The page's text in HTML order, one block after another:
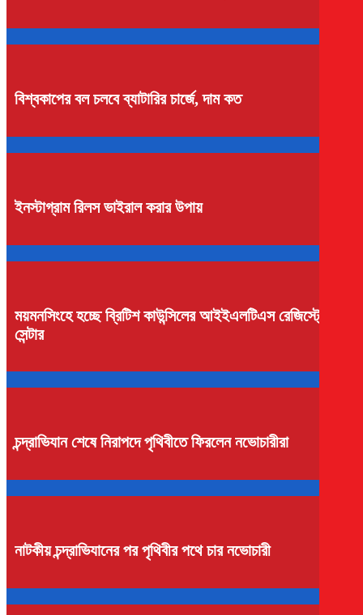
বিশ্বকাপের বল চলবে ব্যাটারির চার্জে, দাম কত
ইনস্টাগ্রাম রিলস ভাইরাল করার উপায়
ময়মনসিংহে হচ্ছে ব্রিটিশ কাউন্সিলের আইইএলটিএস রেজিস্ট্রেশন
সেন্টার
চন্দ্রাভিযান শেষে নিরাপদে পৃথিবীতে ফিরলেন নভোচারীরা
নাটকীয় চন্দ্রাভিযানের পর পৃথিবীর পথে চার নভোচারী